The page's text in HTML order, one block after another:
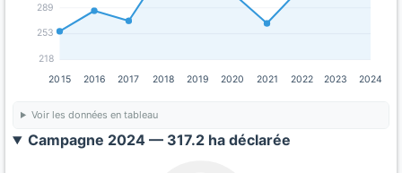
218
253
289
2015 2016 2017 2018 2019 2020 2021 2022 2023 2024
Voir les données en tableau
Campagne 2024 — 317.2 ha déclarée